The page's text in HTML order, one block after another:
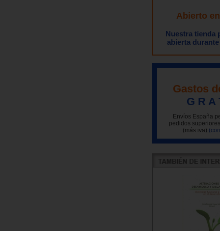
Abierto
Nuestra tienda
abierta
Gastos
G R A
Envíos España
pedidos
(más iva)